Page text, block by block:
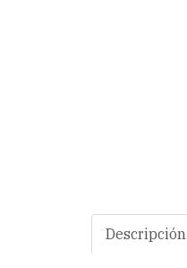
Descripción